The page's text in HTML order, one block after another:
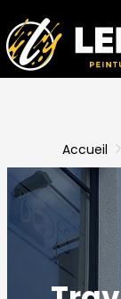
Accueil